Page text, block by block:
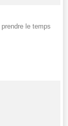
le temps